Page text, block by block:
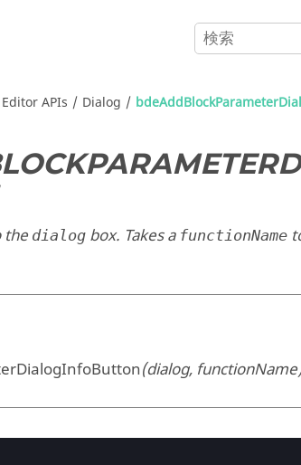
APIs Dialog
the dialogbox. Takes a functionName
(dialog,